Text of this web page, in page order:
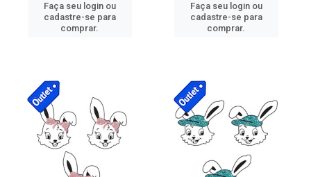
Faça seu login ou
cadastre-se para
comprar.
Faça seu login ou
cadastre-se para
comprar.